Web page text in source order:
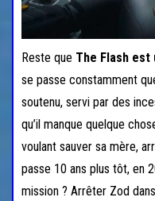
Reste que The Flash est
se passe constamment
soutenu, servi par des
qu’il manque quelque
voulant sauver sa mère,
passe 10 ans plus tôt, en
mission ? Arrêter Zod